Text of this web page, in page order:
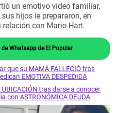
un emotivo video familiar,
hijos le prepararon, en
relación con Mario Hart.
Whatsapp de El Popular
que su MAMÁ FALLECIÓ tras
EMOTIVA DESPEDIDA
tras darse a conocer
con ASTRONÓMICA DEUDA